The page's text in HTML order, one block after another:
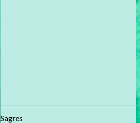
Sagres